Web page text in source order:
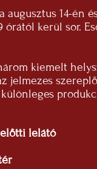
augusztus 14-én
órától kerül sor.
kiemelt
jelmezes
lelátó